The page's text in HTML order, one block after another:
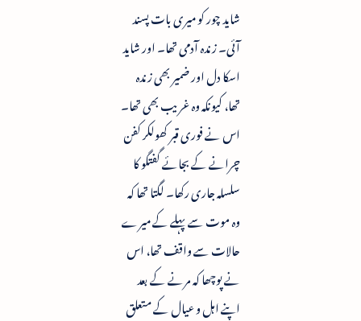
شاید چور کو میری بات پسند
آئی۔ زندہ آدمی تھا۔ اور شاید
اسکا دل اور ضمیر بھی زندہ
تھا، کیونکہ وہ غریب بھی تھا۔
اس نے فوری قبر کھولکر کفن
چرانے کے بجائے گفتگو کا
سلسلہ جاری رکھا۔ لگتا تھا کہ
وہ موت سے پہلے کے میرے
حالات سے واقف تھا، اس
نے پوچھا کہ مرنے کے بعد
اپنے اہل و عیال کے متعلق